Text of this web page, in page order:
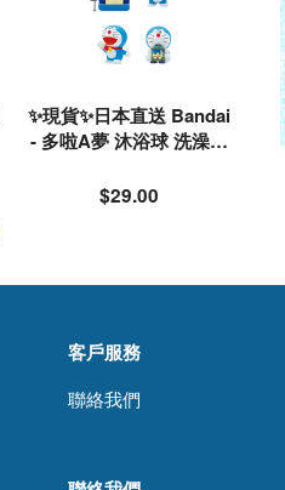
✨現貨✨日本直送 Bandai
- 多啦A夢 沐浴球 洗澡球
3
$29.00
客戶服務
聯絡我們